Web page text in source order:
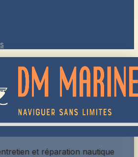
et réparation nautique